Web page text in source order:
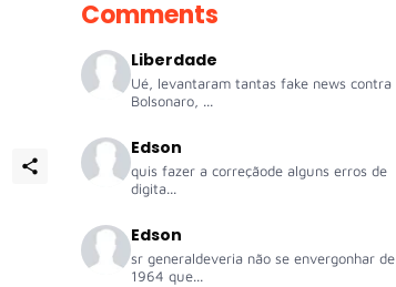
Comments
Liberdade
Ué, levantaram tantas fake news contra
Bolsonaro, ...
Edson
quis fazer a correçãode alguns erros de
digita...
Edson
sr generaldeveria não se envergonhar de
1964 que...